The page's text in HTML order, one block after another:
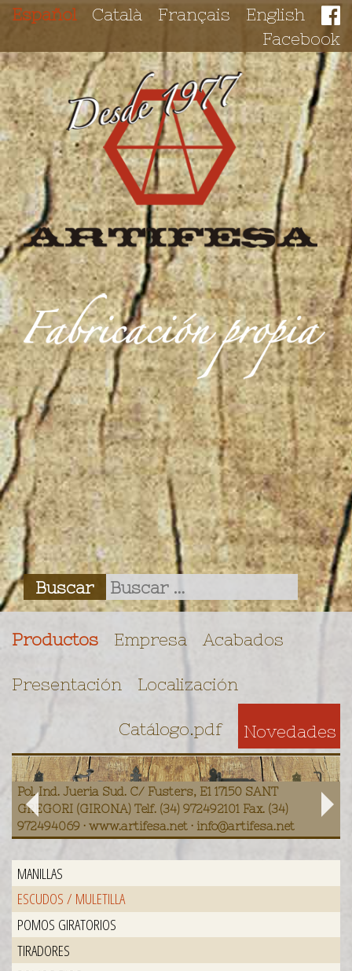
Español Català Français
English
Facebook
Productos Empresa Acabados
Presentación Localización
Novedades
Catálogo.pdf
Pol. Ind. Jueria Sud. C/ Fusters, E1 17150 SANT
GREGORI (GIRONA) Telf. (34) 972492101 Fax. (34)
972494069 · www.artifesa.net · info@artifesa.net
MANILLAS
ESCUDOS / MULETILLA
POMOS GIRATORIOS
TIRADORES